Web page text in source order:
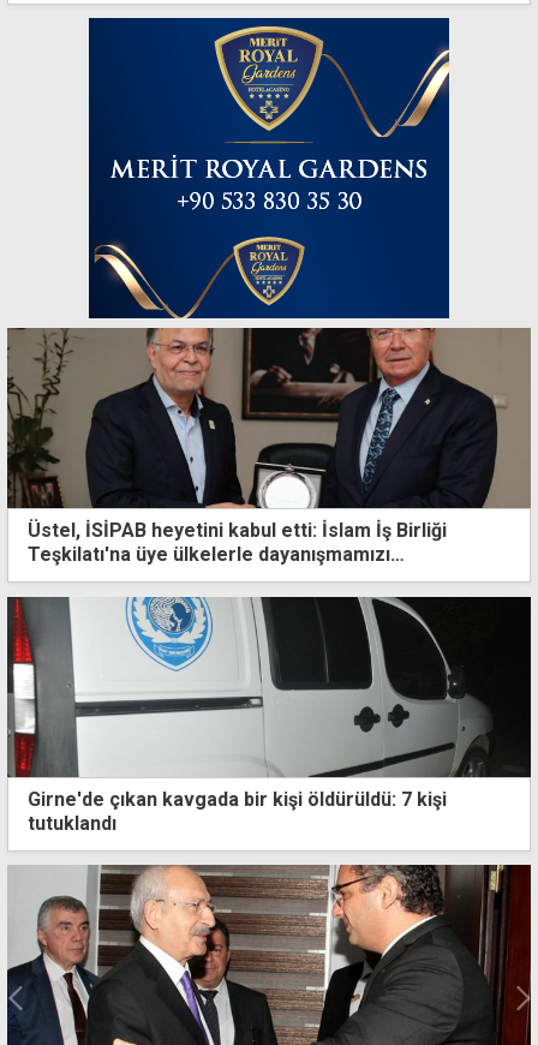
Üstel, İSİPAB heyetini kabul etti: İslam İş Birliği
Teşkilatı'na üye ülkelerle dayanışmamızı
sürdüreceğiz
Girne'de çıkan kavgada bir kişi öldürüldü: 7 kişi
tutuklandı